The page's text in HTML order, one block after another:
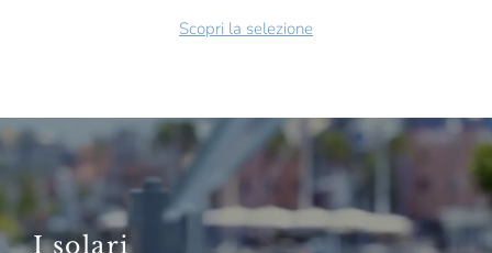
Scopri la selezione
I solari